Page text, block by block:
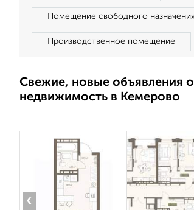
Помещение свободного назначения
Производственное помещение
Свежие, новые объявления
недвижимость в Кемерово
‹